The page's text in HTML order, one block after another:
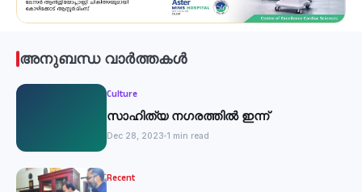
അനുബന്ധ വാർത്തകൾ
Culture
സാഹിത്യ നഗരത്തിൽ ഇന്ന്
Dec 28, 2023 1 min read
Recent